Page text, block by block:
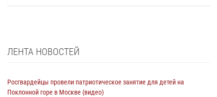
ЛЕНТА НОВОСТЕЙ
Росгвардейцы провели патриотическое занятие для детей на
Поклонной горе в Москве (видео)